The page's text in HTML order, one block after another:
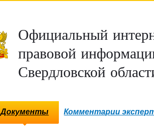
Официальный
правовой
Свердловской
Документы Комментарии